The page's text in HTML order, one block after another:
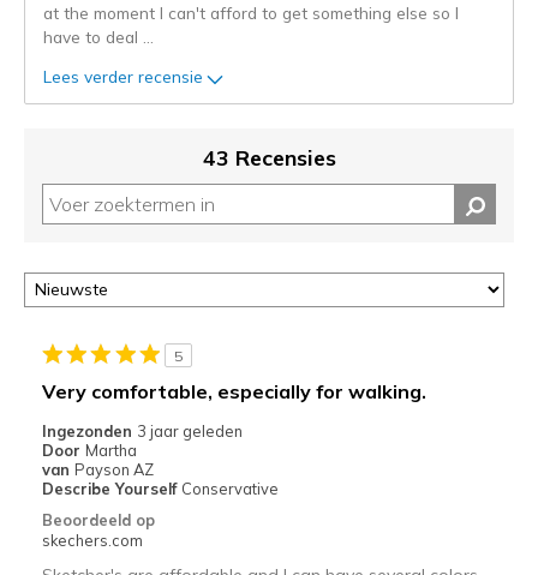
kunt
de
status
van
deze
of
door
href="javascript:location.href=location.pathname;">hier</a>
page
met
de
migratiegeschiedenis
de
at the moment I can't afford to get something else so I
have to deal
Lees verder recensie
43 Recensies
5
Very comfortable, especially for walking.
Ingezonden 3 jaar geleden
Door Martha
van Payson AZ
Describe Yourself Conservative
Beoordeeld op
skechers.com